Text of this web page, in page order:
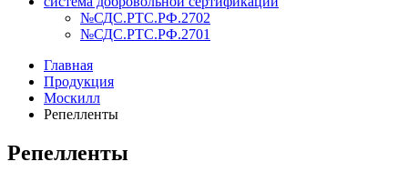
№СДС.РТС.РФ.2702
№СДС.РТС.РФ.2701
Главная
Продукция
Москилл
Репелленты
Репелленты